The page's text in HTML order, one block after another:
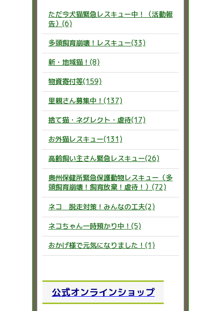
ただ今犬猫緊急レスキュー中！（活動報
告）(6)
多頭飼育崩壊！レスキュー(33)
新・地域猫！(8)
物資寄付等(159)
里親さん募集中！(137)
捨て猫・ネグレクト・虐待(17)
お外猫レスキュー(131)
高齢飼い主さん緊急レスキュー(26)
奥州保健所緊急保護動物レスキュー（多
頭飼育崩壊！飼育放棄！虐待！）(72)
ネコ 脱走対策！みんなの工夫(2)
ネコちゃん一時預かり中！(5)
おかげ様で元気になりました！(1)
公式オンラインショップ